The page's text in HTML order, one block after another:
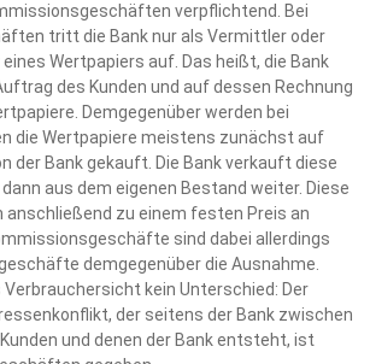
verpflichtend. Bei
tritt die Bank nur als Vermittler oder
Wertpapiers auf. Das heißt, die Bank
des Kunden und auf dessen Rechnung
Demgegenüber werden bei
die Wertpapiere meistens zunächst auf
der Bank gekauft. Die Bank verkauft diese
dann aus dem eigenen Bestand weiter. Diese
anschließend zu einem festen Preis an
sind dabei allerdings
demgegenüber die Ausnahme.
kein Unterschied: Der
der seitens der Bank zwischen
und denen der Bank entsteht, ist